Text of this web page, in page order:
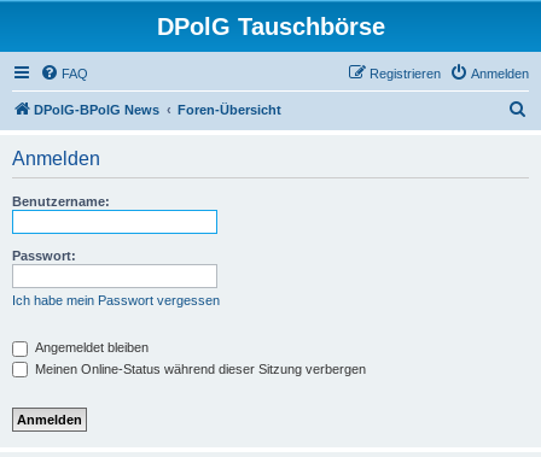
DPolG Tauschbörse
FAQ Anmelden
Registrieren
DPolG-BPolG News Foren-Übersicht
Anmelden
Benutzername:
Passwort:
Ich habe mein Passwort vergessen
Angemeldet bleiben
Meinen Online-Status während dieser Sitzung verbergen